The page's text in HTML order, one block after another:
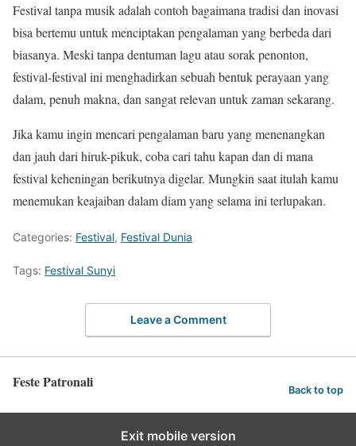
Festival tanpa musik adalah contoh bagaimana tradisi dan inovasi
bisa bertemu untuk menciptakan pengalaman yang berbeda dari
biasanya. Meski tanpa dentuman lagu atau sorak penonton,
festival-festival ini menghadirkan sebuah bentuk perayaan yang
dalam, penuh makna, dan sangat relevan untuk zaman sekarang.
Jika kamu ingin mencari pengalaman baru yang menenangkan
dan jauh dari hiruk-pikuk, coba cari tahu kapan dan di mana
festival keheningan berikutnya digelar. Mungkin saat itulah kamu
menemukan keajaiban dalam diam yang selama ini terlupakan.
Categories: Festival, Festival Dunia
Tags: Festival Sunyi
Leave a Comment
Feste Patronali Back to top
Exit mobile version